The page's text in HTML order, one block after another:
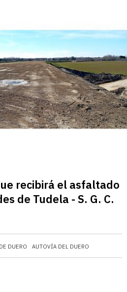
DUERO AUTOVÍA DEL DUERO
recibirá el asfaltado
de Tudela - S. G. C.